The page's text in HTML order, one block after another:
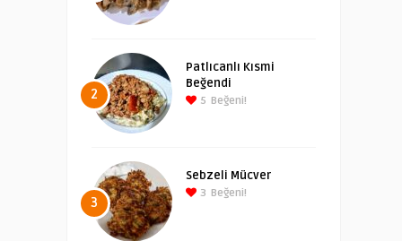
2
Patlıcanlı Kısmi
Beğendi
5 Beğeni!
3
Sebzeli Mücver
3 Beğeni!